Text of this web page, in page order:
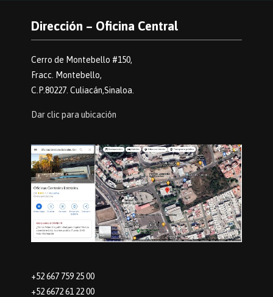
Dirección – Oficina Central
Cerro de Montebello #150,
Fracc. Montebello,
C.P.80227. Culiacán,Sinaloa.
Dar clic para ubicación
+52 667 759 25 00
+52 6672 61 22 00